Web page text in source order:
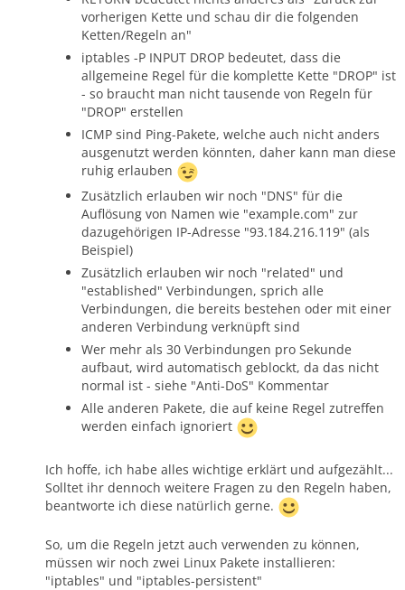
vorherigen Kette und schau dir die folgenden
Ketten/Regeln an"
iptables -P INPUT DROP bedeutet, dass die
allgemeine Regel für die komplette Kette "DROP" ist
- so braucht man nicht tausende von Regeln für
"DROP" erstellen
ICMP sind Ping-Pakete, welche auch nicht anders
ausgenutzt werden könnten, daher kann man diese
ruhig erlauben
Zusätzlich erlauben wir noch "DNS" für die
Auflösung von Namen wie "example.com" zur
dazugehörigen IP-Adresse "93.184.216.119" (als
Beispiel)
Zusätzlich erlauben wir noch "related" und
"established" Verbindungen, sprich alle
Verbindungen, die bereits bestehen oder mit einer
anderen Verbindung verknüpft sind
Wer mehr als 30 Verbindungen pro Sekunde
aufbaut, wird automatisch geblockt, da das nicht
normal ist - siehe "Anti-DoS" Kommentar
Alle anderen Pakete, die auf keine Regel zutreffen
werden einfach ignoriert
Ich hoffe, ich habe alles wichtige erklärt und aufgezählt...
Solltet ihr dennoch weitere Fragen zu den Regeln haben,
beantworte ich diese natürlich gerne.
So, um die Regeln jetzt auch verwenden zu können,
müssen wir noch zwei Linux Pakete installieren:
"iptables" und "iptables-persistent"